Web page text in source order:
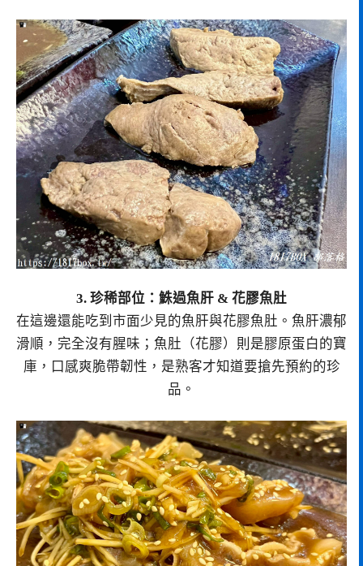
3. 珍稀部位：鮢過魚肝 & 花膠魚肚
在這邊還能吃到市面少見的魚肝與花膠魚肚。魚肝濃郁
滑順，完全沒有腥味；魚肚（花膠）則是膠原蛋白的寶
庫，口感爽脆帶韌性，是熟客才知道要搶先預約的珍
品。